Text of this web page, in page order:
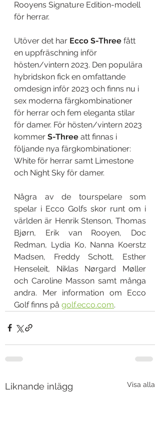
Rooyens Signature Edition-modell
för herrar.
Utöver det har Ecco S-Three fått
en uppfräschning inför
hösten/vintern 2023. Den populära
hybridskon fick en omfattande
omdesign inför 2023 och finns nu i
sex moderna färgkombinationer
för herrar och fem eleganta stilar
för damer. För hösten/vintern 2023
kommer S-Three att finnas i
följande nya färgkombinationer:
White för herrar samt Limestone
och Night Sky för damer.
Några av de tourspelare som
spelar i Ecco Golfs skor runt om i
världen är Henrik Stenson, Thomas
Bjørn, Erik van Rooyen, Doc
Redman, Lydia Ko, Nanna Koerstz
Madsen, Freddy Schott, Esther
Henseleit, Niklas Nørgard Møller
och Caroline Masson samt många
andra. Mer information om Ecco
Golf finns på golf.ecco.com.
Liknande inlägg Visa alla